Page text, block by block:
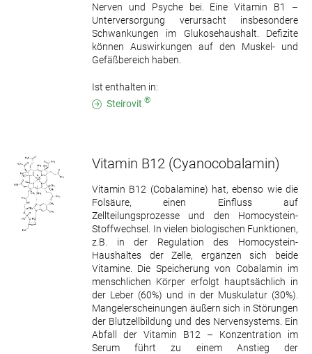
Nerven und Psyche bei. Eine Vitamin B1 –
Unterversorgung verursacht insbesondere
Schwankungen im Glukosehaushalt. Defizite
können Auswirkungen auf den Muskel- und
Gefäßbereich haben.
Ist enthalten in:
Steirovit ®
Vitamin B12 (Cyanocobalamin)
Vitamin B12 (Cobalamine) hat, ebenso wie die
Folsäure, einen Einfluss auf
Zellteilungsprozesse und den Homocystein-
Stoffwechsel. In vielen biologischen Funktionen,
z.B. in der Regulation des Homocystein-
Haushaltes der Zelle, ergänzen sich beide
Vitamine. Die Speicherung von Cobalamin im
menschlichen Körper erfolgt hauptsächlich in
der Leber (60%) und in der Muskulatur (30%).
Mangelerscheinungen äußern sich in Störungen
der Blutzellbildung und des Nervensystems. Ein
Abfall der Vitamin B12 – Konzentration im
Serum führt zu einem Anstieg der